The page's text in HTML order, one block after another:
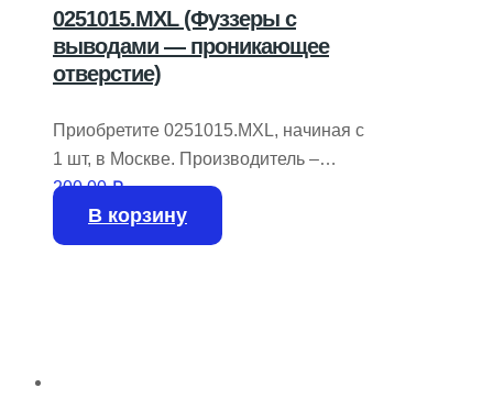
0251015.MXL (Фуззеры с
выводами — проникающее
отверстие)
Приобретите 0251015.MXL, начиная с
1 шт, в Москве. Производитель –
LITTELFUSE.
На складе имеется 50 шт.
200,00₽
В корзину